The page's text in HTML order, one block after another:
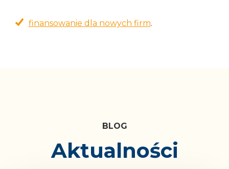
finansowanie dla nowych firm.
Blog
Aktualności